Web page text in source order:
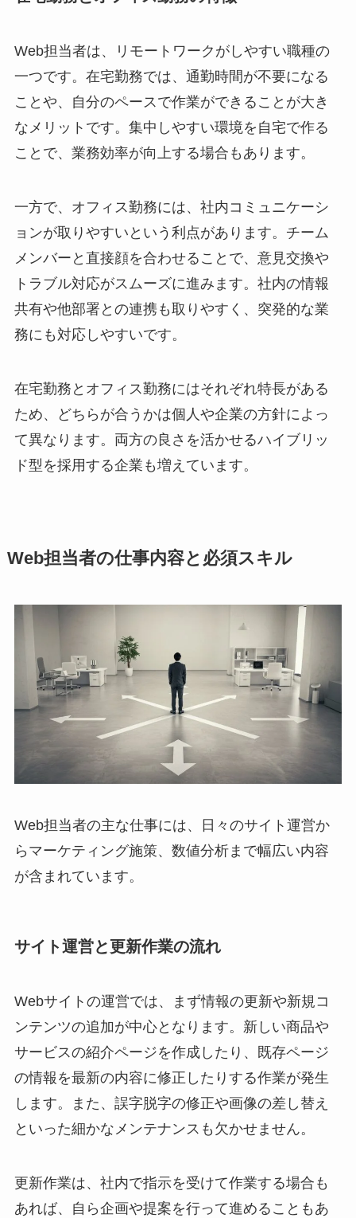
Web担当者は、リモートワークがしやすい職種の
一つです。在宅勤務では、通勤時間が不要になる
ことや、自分のペースで作業ができることが大き
なメリットです。集中しやすい環境を自宅で作る
ことで、業務効率が向上する場合もあります。
一方で、オフィス勤務には、社内コミュニケーシ
ョンが取りやすいという利点があります。チーム
メンバーと直接顔を合わせることで、意見交換や
トラブル対応がスムーズに進みます。社内の情報
共有や他部署との連携も取りやすく、突発的な業
務にも対応しやすいです。
在宅勤務とオフィス勤務にはそれぞれ特長がある
ため、どちらが合うかは個人や企業の方針によっ
て異なります。両方の良さを活かせるハイブリッ
ド型を採用する企業も増えています。
Web担当者の仕事内容と必須スキル
Web担当者の主な仕事には、日々のサイト運営か
らマーケティング施策、数値分析まで幅広い内容
が含まれています。
サイト運営と更新作業の流れ
Webサイトの運営では、まず情報の更新や新規コ
ンテンツの追加が中心となります。新しい商品や
サービスの紹介ページを作成したり、既存ページ
の情報を最新の内容に修正したりする作業が発生
します。また、誤字脱字の修正や画像の差し替え
といった細かなメンテナンスも欠かせません。
更新作業は、社内で指示を受けて作業する場合も
あれば、自ら企画や提案を行って進めることもあ